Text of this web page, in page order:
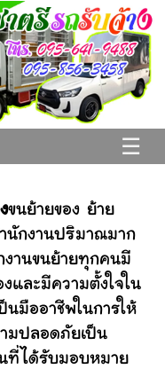
☰
ขนย้ายของ ย้าย
นักงานปริมาณมาก
งานขนย้ายทุกคนมี
และมีความตั้งใจใน
นมืออาชีพในการให้
มปลอดภัยเป็น
ที่ได้รับมอบหมาย